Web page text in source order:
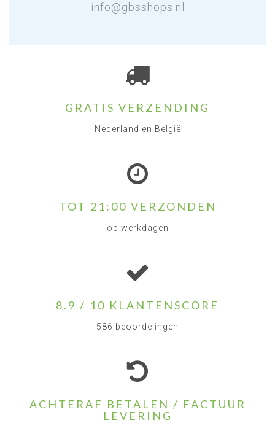
info@gbsshops.nl
GRATIS VERZENDING
Nederland en België
TOT 21:00 VERZONDEN
op werkdagen
8.9 / 10 KLANTENSCORE
586 beoordelingen
ACHTERAF BETALEN / FACTUUR
LEVERING